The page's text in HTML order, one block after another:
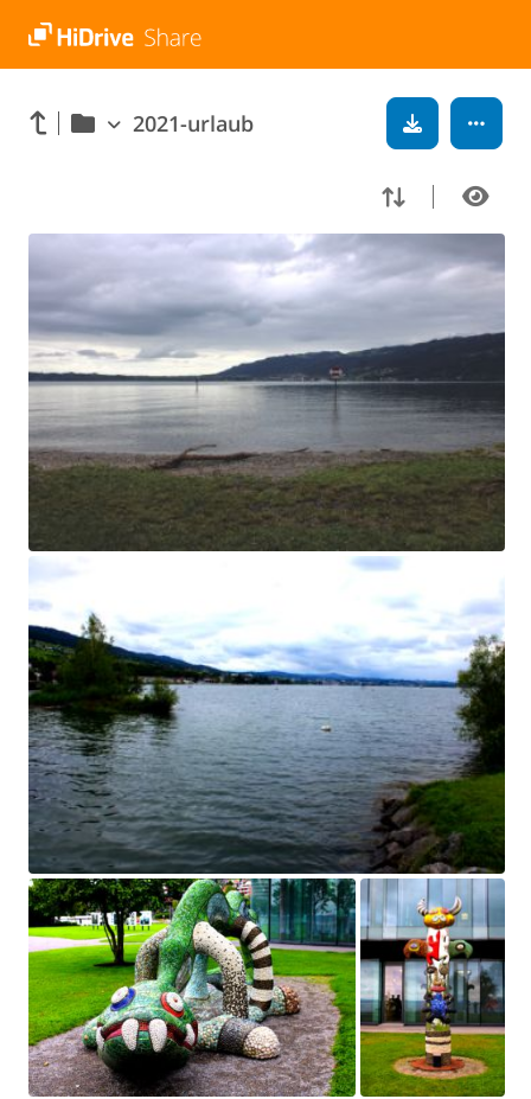
2021-urlaub